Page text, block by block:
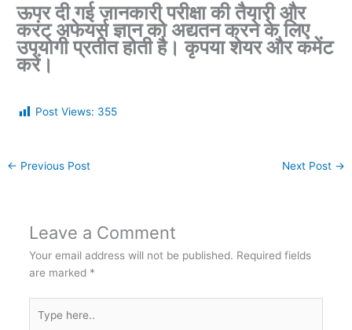
ऊपर दी गई जानकारी परीक्षा की तैयारी और
करंट अफेयर्स ज्ञान को अद्यतन करने के लिए
उपयोगी प्रतीत होती है। कृपया शेयर और कमेंट
करें।
Post Views: 355
← Previous Post Next Post →
Leave a Comment
Your email address will not be published. Required fields
are marked *
here..